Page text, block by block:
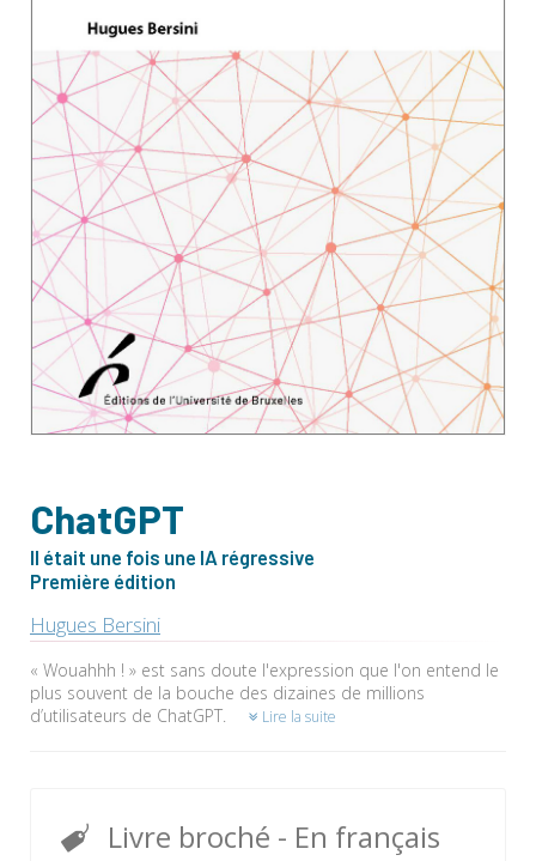
ChatGPT
Il était une fois une IA régressive
Première édition
Hugues Bersini
« Wouahhh ! » est sans doute l'expression que l'on entend le
plus souvent de la bouche des dizaines de millions
d’utilisateurs de ChatGPT.
Lire la suite
Livre broché - En français